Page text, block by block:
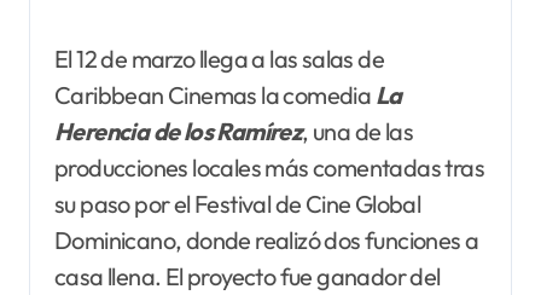
El 12 de marzo llega a las salas de
Caribbean Cinemas la comedia La
Herencia de losRamírez, una de las
producciones locales más comentadas tras
su paso por el Festival de Cine Global
Dominicano, donde realizó dos funciones a
casa llena. El proyecto fue ganador del